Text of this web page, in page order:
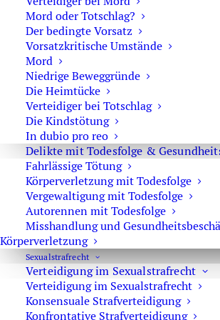
Mord oder Totschlag?
Der bedingte Vorsatz
Vorsatzkritische Umstände
Mord
Niedrige Beweggründe
Die Heimtücke
Verteidiger bei Totschlag
Die Kindstötung
In dubio pro reo
Delikte mit Todesfolge &
Fahrlässige Tötung
Körperverletzung mit Todesfolge
Vergewaltigung mit Todesfolge
Autorennen mit Todesfolge
Misshandlung und
Körperverletzung
Sexual­strafrecht
Verteidigung im Sexualstrafrecht
Verteidigung im Sexualstrafrecht
Konsensuale Strafverteidigung
Konfrontative Strafverteidigung
gerichtlichen Entscheidung.
Verkehrsstrafrecht
Verteidigung bei strafrechtlichen
Straßenverkehr, insbesondere bei
Trunkenheitsfahrt oder fahrlässiger
Wirtschaftsstrafrecht
Verteidigung von Unternehmen,
leitenden Mitarbeitern bei Vorwürfen
Betrug
Untreue
Korruption
Geldwäsche
Insolvenzverschleppung